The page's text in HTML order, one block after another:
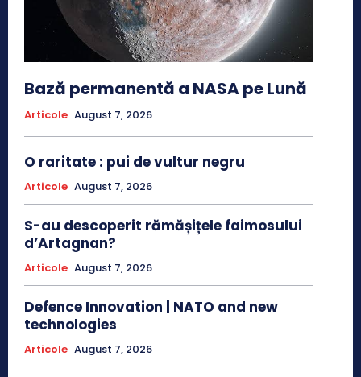
Bază permanentă a NASA pe Lună
Articole August 7, 2026
O raritate : pui de vultur negru
Articole August 7, 2026
S-au descoperit rămășițele faimosului
d’Artagnan?
Articole August 7, 2026
Defence Innovation | NATO and new
technologies
Articole August 7, 2026